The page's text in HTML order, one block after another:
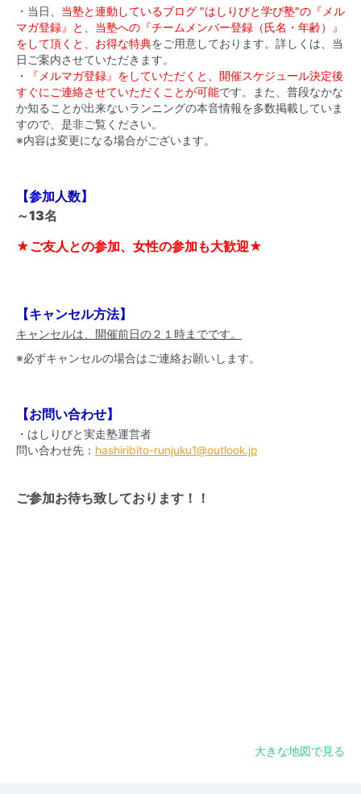
・当日、 当塾と連動しているブログ "はしりびと学び塾"の『メル
マガ登録』と、当塾への『チームメンバー登録（氏名・年齢）』
をして頂くと、お得な特典をご用意しております。詳しくは、当
日ご案内させていただきます。
・
『メルマガ登録』をしていただくと、開催スケジュール決定後
すぐにご連絡させていただくことが可能です。また、普段なかな
か知ることが出来ないランニングの本音情報を多数掲載していま
すので、是非ご覧ください。
※内容は変更になる場合がございます。
【参加人数】
～13名
★ご友人との参加、女性の参加も大歓迎★
【キャンセル方法】
キャンセルは、開催前日の２１時までです。
※必ずキャンセルの場合はご連絡お願いします。
【お問い合わせ】
・はしりびと実走塾運営者
問い合わせ先： hashiribito-runjuku1@outlook.jp
ご参加お待ち致しております！！
大きな地図で見る